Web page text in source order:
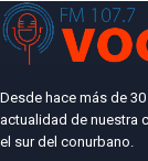
Desde hace más de
actualidad de nuestra
el sur del conurbano.